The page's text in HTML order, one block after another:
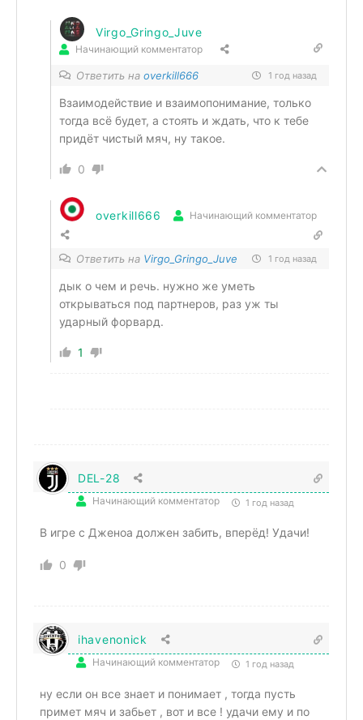
Virgo_Gringo_Juve
Начинающий комментатор
Ответить на overkill666 1 год назад
Взаимодействие и взаимопонимание, только
тогда всё будет, а стоять и ждать, что к тебе
придёт чистый мяч, ну такое.
0
overkill666 Начинающий комментатор
Ответить на Virgo_Gringo_Juve 1 год назад
дык о чем и речь. нужно же уметь
открываться под партнеров, раз уж ты
ударный форвард.
1
DEL-28
Начинающий комментатор 1 год назад
В игре с Дженоа должен забить, вперёд! Удачи!
0
ihavenonick
Начинающий комментатор 1 год назад
ну если он все знает и понимает , тогда пусть
примет мяч и забьет , вот и все ! удачи ему и по